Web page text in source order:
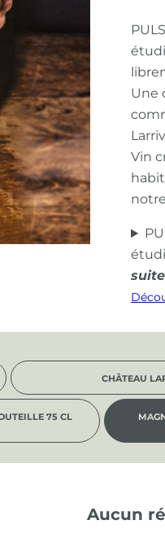
Une
Vin
CHÂTEAU
75 CL
Aucun